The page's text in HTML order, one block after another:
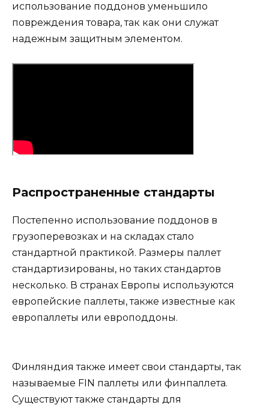
использование поддонов уменьшило
повреждения товара, так как они служат
надежным защитным элементом.
Распространенные стандарты
Постепенно использование поддонов в
грузоперевозках и на складах стало
стандартной практикой. Размеры паллет
стандартизированы, но таких стандартов
несколько. В странах Европы используются
европейские паллеты, также известные как
европаллеты или европоддоны.
Финляндия также имеет свои стандарты, так
называемые FIN паллеты или финпаллета.
Существуют также стандарты для